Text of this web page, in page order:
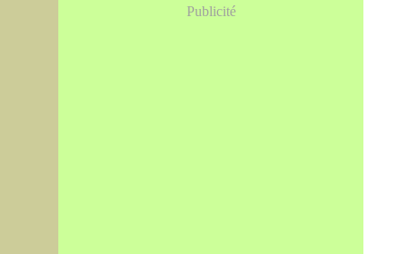
Publicité